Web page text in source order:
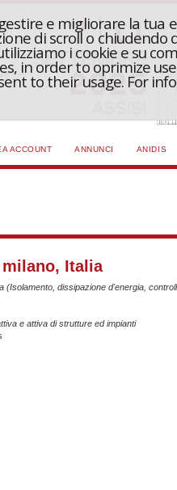
e migliorare la tua
di scroll o chiudendo
i cookie e su
in order to oprimize
to their usage. For
ACCOUNT ANNUNCI ANIDIS
Italia
(Isolamento, dissipazione d'energia,
e attiva di strutture ed impianti